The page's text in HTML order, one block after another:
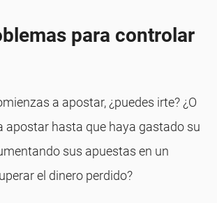
para controlar
a apostar, ¿puedes irte? ¿O
apostar hasta que haya gastado su
sus apuestas en un
el dinero perdido?